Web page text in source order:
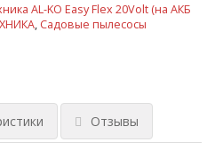
AL-KO Easy Flex 20Volt (на АКБ
, Садовые пылесосы
Отзывы